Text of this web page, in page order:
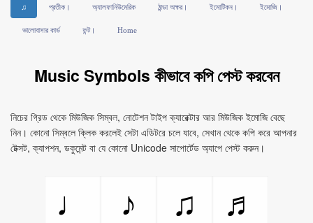
♫ প্রতীক। অ্যালফানিউমেরিক ঠান্ডা অক্ষর। ইমোটিকন। ইমোজি।
ভালোবাসার কার্ড ফন্ট। Home
Music Symbols কীভাবে কপি পেস্ট করবেন
নিচের গ্রিড থেকে মিউজিক সিম্বল, নোটেশন টাইপ ক্যারেক্টার আর মিউজিক ইমোজি বেছে
নিন। কোনো সিম্বলে ক্লিক করলেই সেটা এডিটরে চলে যাবে, সেখান থেকে কপি করে আপনার
টেক্সট, ক্যাপশন, ডকুমেন্ট বা যে কোনো Unicode সাপোর্টেড অ্যাপে পেস্ট করুন।
♩ ♪ ♫
♬